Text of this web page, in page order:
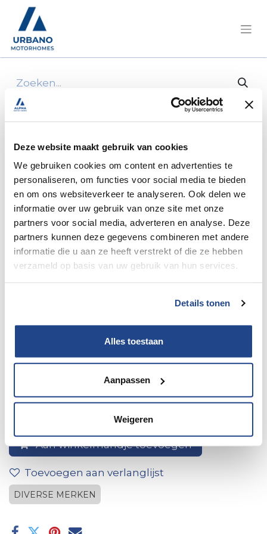
Deze website maakt gebruik van cookies
We gebruiken cookies om content en advertenties te
personaliseren, om functies voor social media te bieden
en om ons websiteverkeer te analyseren. Ook delen we
informatie over uw gebruik van onze site met onze
partners voor social media, adverteren en analyse. Deze
partners kunnen deze gegevens combineren met andere
informatie die u aan ze heeft verstrekt of die ze hebben
verzameld op basis van uw gebruik van hun services.
Details tonen
Alles toestaan
Aanpassen
Weigeren
Alle producten
Aan winkelmandje toevoegen
Toevoegen aan verlanglijst
DIVERSE MERKEN